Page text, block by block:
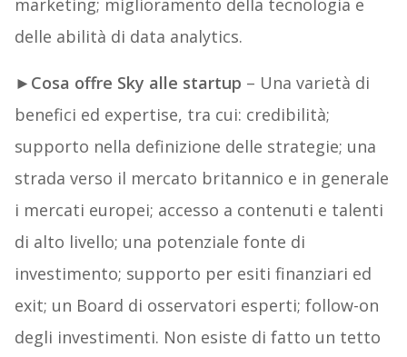
marketing; miglioramento della tecnologia e
delle abilità di data analytics.
► Cosa offre Sky alle startup – Una varietà di
benefici ed expertise, tra cui: credibilità;
supporto nella definizione delle strategie; una
strada verso il mercato britannico e in generale
i mercati europei; accesso a contenuti e talenti
di alto livello; una potenziale fonte di
investimento; supporto per esiti finanziari ed
exit; un Board di osservatori esperti; follow-on
degli investimenti. Non esiste di fatto un tetto